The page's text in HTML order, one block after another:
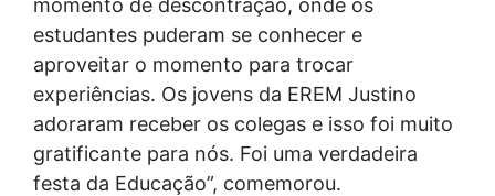
estudantes puderam se conhecer e
aproveitar o momento para trocar
experiências. Os jovens da EREM Justino
adoraram receber os colegas e isso foi muito
gratificante para nós. Foi uma verdadeira
festa da Educação”, comemorou.